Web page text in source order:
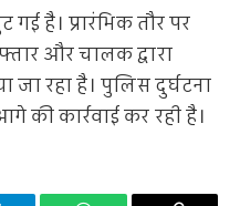
है। प्रारंभिक तौर पर
और चालक द्वारा
जा रहा है। पुलिस दुर्घटना
कार्रवाई कर रही है।